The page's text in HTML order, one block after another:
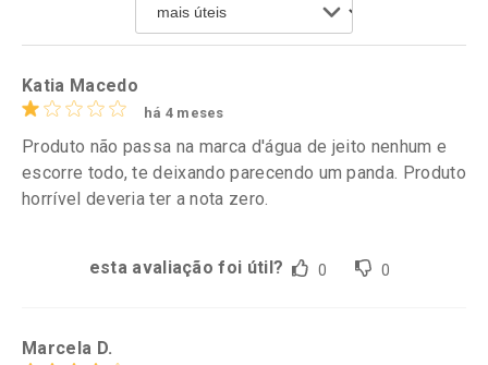
Comprar sem Desconto
Por R$ 34,39/cada
Comprar sem Desconto
Por R$ 64,79/cada
Katia Macedo
há 4 meses
Produto não passa na marca d'água de jeito nenhum e
escorre todo, te deixando parecendo um panda. Produto
horrível deveria ter a nota zero.
esta avaliação foi útil? 0 0
Marcela D.